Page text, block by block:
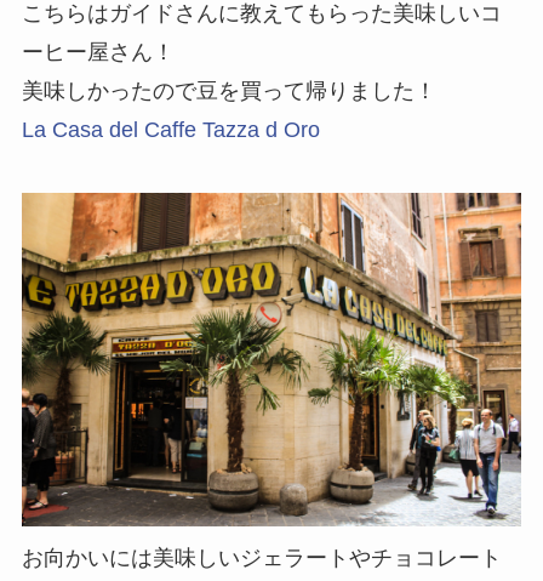
こちらはガイドさんに教えてもらった美味しいコ
ーヒー屋さん！
美味しかったので豆を買って帰りました！
La Casa del Caffe Tazza d Oro
お向かいには美味しいジェラートやチョコレート